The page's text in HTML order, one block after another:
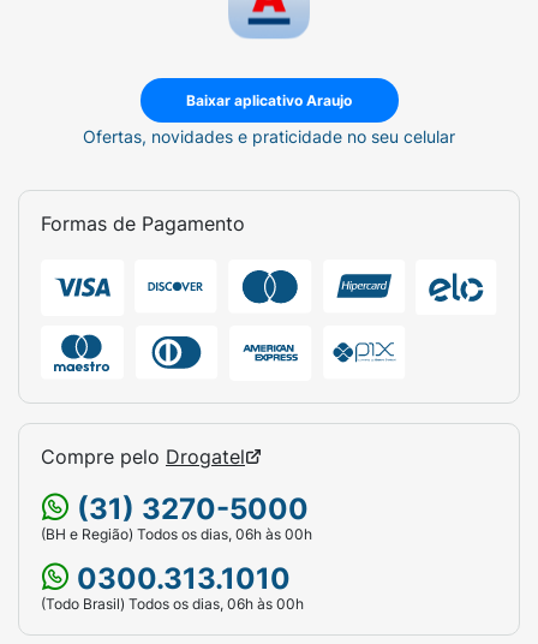
Baixar aplicativo Araujo
Ofertas, novidades e praticidade no seu celular
Formas de Pagamento
Compre pelo Drogatel
(31) 3270-5000
(BH e Região) Todos os dias, 06h às 00h
0300.313.1010
(Todo Brasil) Todos os dias, 06h às 00h